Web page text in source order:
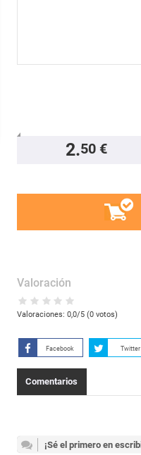
2.50 €
Valoración
Valoraciones: 0,0/5 (0votos)
Facebook Twitter
Comentarios
¡Sé el primero en